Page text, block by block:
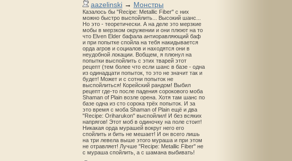
aazelinski → Монстры
Казалось бы "Recipe: Metallic Fiber" с них
можно быстро выспойлить... Высокий шанс...
Но это - теоретически. А на деле это мерзкие
мобы в мерзком окружении и они плюют на то
что Elven Elder бафала антиоравляющий баф
и при попытке спойла на тебя накидывается
орда агров и социалов и находятся они в
неудобной локации. Вобщем, я плюнул на
попытки выспойлить с этих тварей этот
рецепт (тем более что если шанс в базе - одна
из одинадцати попыток, то это не значит так и
будет! Может и с сотни попыток не
выспойлиться! Корейский рандом! Выбил
рецепт где-то после падения сорокового моба
Shaman of Plain возле орена. Хотя там шанс по
базе одна из сто сорока трёх попыток. И за
это время с моба Shaman of Plain ещё и два
"Recipe: Oriharukon" выспойлил! И без всяких
напрягов! Этот моб в одиночку на поле стоит!
Никакая орда мурашей вокруг него его
спойлить и бить не мешает! И он всего лишь
на три левела выше этого мураша и при этом
не отравляет! Лучше "Recipe: Metallic Fiber" не
с мураша спойлить, а с шамана выбивать!